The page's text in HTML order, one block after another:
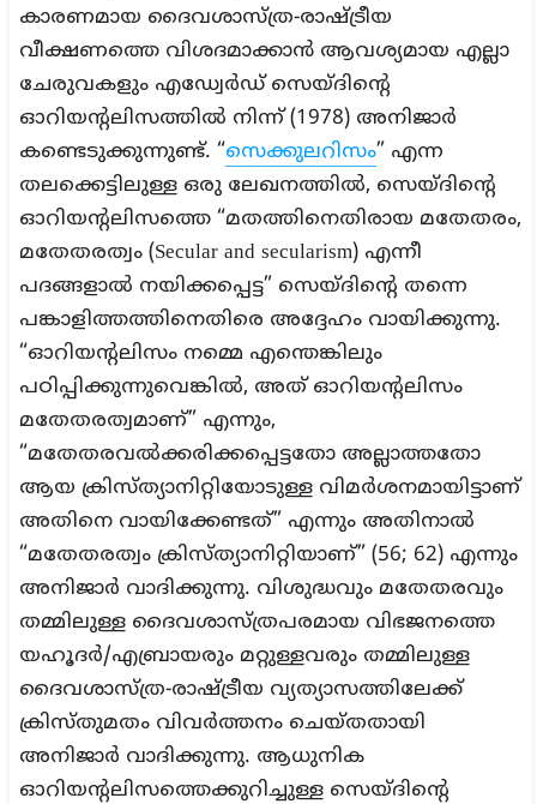
കാരണമായ ദൈവശാസ്ത്ര-രാഷ്ട്രീയ
വീക്ഷണത്തെ വിശദമാക്കാൻ ആവശ്യമായ എല്ലാ
ചേരുവകളും എഡ്വേർഡ് സെയ്ദിന്റെ
ഓറിയന്റലിസത്തിൽ നിന്ന് (1978) അനിജാർ
കണ്ടെടുക്കുന്നുണ്ട്. “സെക്കുലറിസം” എന്ന
തലക്കെട്ടിലുള്ള ഒരു ലേഖനത്തിൽ, സെയ്ദിന്റെ
ഓറിയന്റലിസത്തെ “മതത്തിനെതിരായ മതേതരം,
മതേതരത്വം (Secular and secularism) എന്നീ
പദങ്ങളാൽ നയിക്കപ്പെട്ട” സെയ്ദിന്റെ തന്നെ
പങ്കാളിത്തത്തിനെതിരെ അദ്ദേഹം വായിക്കുന്നു.
“ഓറിയന്റലിസം നമ്മെ എന്തെങ്കിലും
പഠിപ്പിക്കുന്നുവെങ്കിൽ, അത് ഓറിയന്റലിസം
മതേതരത്വമാണ്” എന്നും,
“മതേതരവൽക്കരിക്കപ്പെട്ടതോ അല്ലാത്തതോ
ആയ ക്രിസ്ത്യാനിറ്റിയോടുള്ള വിമർശനമായിട്ടാണ്
അതിനെ വായിക്കേണ്ടത്” എന്നും അതിനാൽ
“മതേതരത്വം ക്രിസ്ത്യാനിറ്റിയാണ്” (56; 62) എന്നും
അനിജാർ വാദിക്കുന്നു. വിശുദ്ധവും മതേതരവും
തമ്മിലുള്ള ദൈവശാസ്ത്രപരമായ വിഭജനത്തെ
യഹൂദർ/എബ്രായരും മറ്റുള്ളവരും തമ്മിലുള്ള
ദൈവശാസ്ത്ര-രാഷ്ട്രീയ വ്യത്യാസത്തിലേക്ക്
ക്രിസ്തുമതം വിവർത്തനം ചെയ്തതായി
അനിജാർ വാദിക്കുന്നു. ആധുനിക
ഓറിയന്റലിസത്തെക്കുറിച്ചുള്ള സെയ്ദിന്റെ